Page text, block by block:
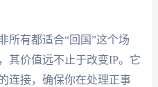
所有都适合“回国”这个场
其价值远不止于改变IP。它
连接，确保你在处理正事